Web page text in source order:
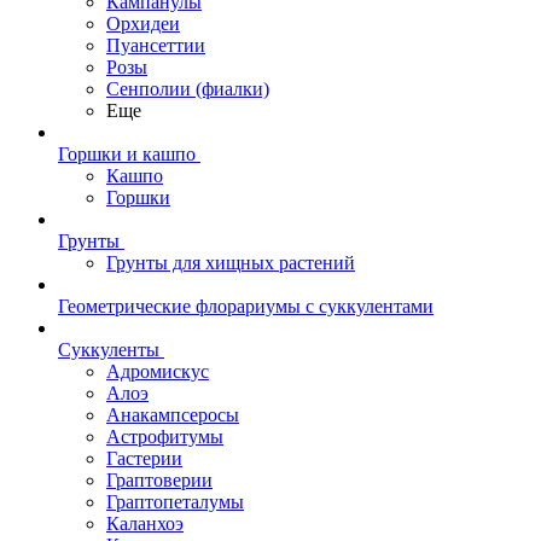
Орхидеи
Пуансеттии
Розы
Сенполии (фиалки)
Еще
Горшки и кашпо
Кашпо
Горшки
Грунты
Грунты для хищных растений
Геометрические флорариумы с суккулентами
Суккуленты
Адромискус
Алоэ
Анакампсеросы
Астрофитумы
Гастерии
Граптоверии
Граптопеталумы
Каланхоэ